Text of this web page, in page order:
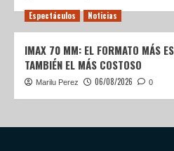
Espectáculos Noticias
IMAX 70 MM: EL FORMATO MÁS
TAMBIÉN EL MÁS COSTOSO
Marilu Perez 06/08/2026 0